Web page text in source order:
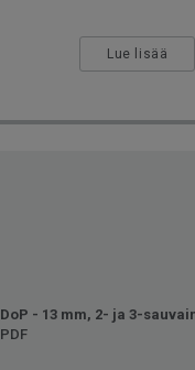
Lue lisää
DoP - 13 mm, 2- ja 3-
PDF